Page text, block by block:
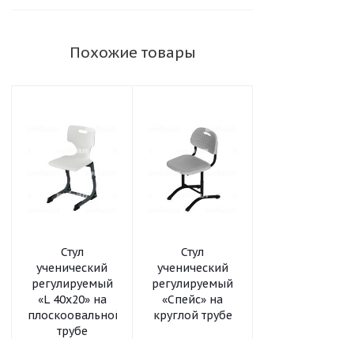
Похожие товары
Стул
ученический
регулируемый
«L 40x20» на
плоскоовальной
трубе
Стул
ученический
регулируемый
«Спейс» на
круглой трубе